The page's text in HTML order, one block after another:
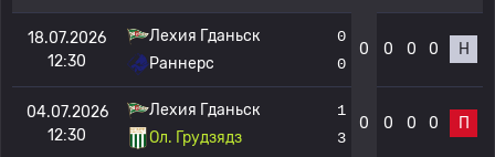
18.07.2026
12:30
Лехия Гданьск
Раннерс
0
0
0 0 0 0 Н
04.07.2026
12:30
Лехия Гданьск
Ол. Грудзядз
1
3
0 0 0 0 П